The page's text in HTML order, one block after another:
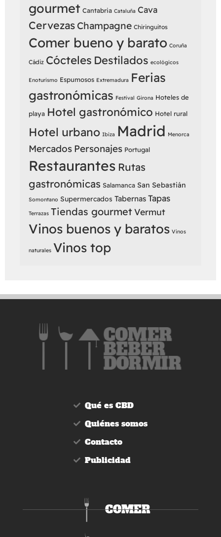
gourmet Cantabria Cataluña Cava
Cervezas Champagne Chiringuitos
Comer bueno y barato Coruña
Cádiz Cócteles Destilados ecológicos
Enoturismo Espumosos Extremadura Ferias
gastronómicas Festival Girona Hoteles de
playa Hotel gastronómico Hotel rural
Hotel urbano Ibiza Madrid Menorca
Mercados Personajes Portugal
Restaurantes Rutas
gastronómicas Salamanca San Sebastián
Somontano Supermercados Tabernas Tapas
Terrazas Tiendas gourmetVermut
Vinos buenos y baratos Vinos
naturales Vinos top
Qué es CBD
Quiénes somos
Contacto
Publicidad
COMER